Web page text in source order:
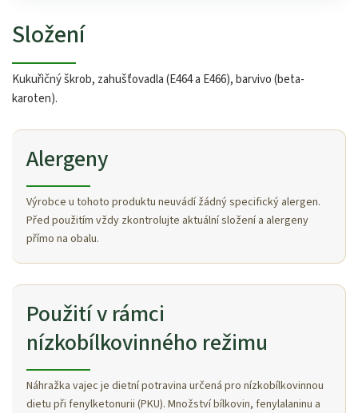
Složení
Kukuřičný škrob, zahušťovadla (E464 a E466), barvivo (beta-
karoten).
Alergeny
Výrobce u tohoto produktu neuvádí žádný specifický alergen.
Před použitím vždy zkontrolujte aktuální složení a alergeny
přímo na obalu.
Použití v rámci
nízkobílkovinného režimu
Náhražka vajec je dietní potravina určená pro nízkobílkovinnou
dietu při fenylketonurii (PKU). Množství bílkovin, fenylalaninu a